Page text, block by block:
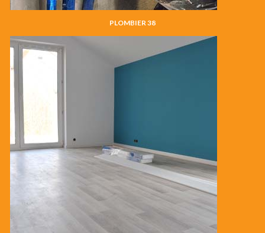
PLOMBIER 38